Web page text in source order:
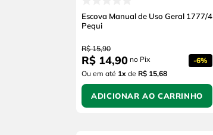
Escova Manual de Uso Geral 1777/4
Pequi
R$ 15,90
R$ 14,90 no Pix -6%
Ou em até 1x de R$ 15,68
ADICIONAR AO CARRINHO